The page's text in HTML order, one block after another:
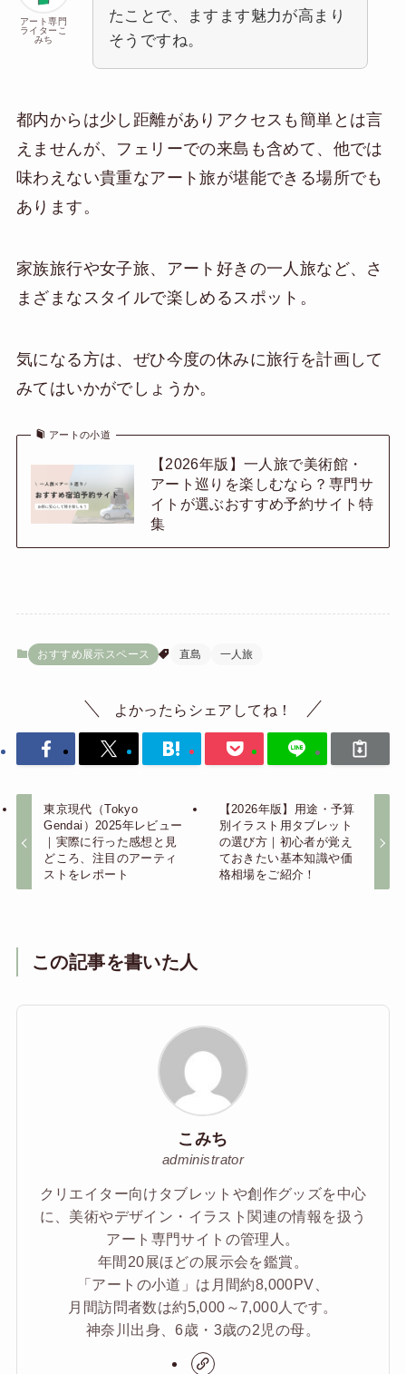
アート専門
ライターこ
みち
たことで、ますます魅力が高まり
そうですね。
都内からは少し距離がありアクセスも簡単とは言
えませんが、フェリーでの来島も含めて、他では
味わえない貴重なアート旅が堪能できる場所でも
あります。
家族旅行や女子旅、アート好きの一人旅など、さ
まざまなスタイルで楽しめるスポット。
気になる方は、ぜひ今度の休みに旅行を計画して
みてはいかがでしょうか。
アートの小道
【2026年版】一人旅で美術館・
アート巡りを楽しむなら？専門サ
イトが選ぶおすすめ予約サイト特
集
おすすめ展示スペース 直島 一人旅
よかったらシェアしてね！
東京現代（Tokyo
Gendai）2025年レビュー
｜実際に行った感想と見
どころ、注目のアーティ
ストをレポート
【2026年版】用途・予算
別イラスト用タブレット
の選び方｜初心者が覚え
ておきたい基本知識や価
格相場をご紹介！
この記事を書いた人
こみち
administrator
クリエイター向けタブレットや創作グッズを中心
に、美術やデザイン・イラスト関連の情報を扱う
アート専門サイトの管理人。
年間20展ほどの展示会を鑑賞。
「アートの小道」は月間約8,000PV、
月間訪問者数は約5,000～7,000人です。
神奈川出身、6歳・3歳の2児の母。